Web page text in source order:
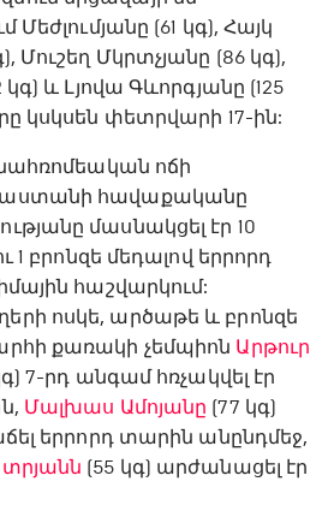
Մեժլումյանը (61 կգ), Հայկ
Մուշեղ Մկրտչյանը (86 կգ),
և Լյովա Գևորգյանը (125
կսկսեն փետրվարի 17-ին:
ոճի
հավաքականը
մասնակցել էր 10
1 բրոնզե մեդալով երրորդ
հաշվարկում:
ոսկե, արծաթե և բրոնզե
քառակի չեմպիոն Արթուր
7-րդ անգամ հռչակվել էր
Մալխաս Ամոյանը (77 կգ)
երրորդ տարին անընդմեջ,
(55 կգ) արժանացել էր